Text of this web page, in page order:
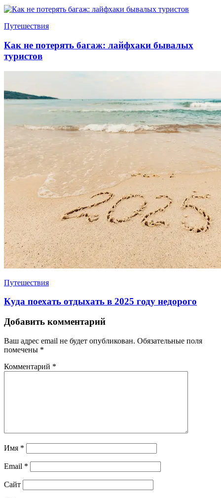
Путешествия
Как не потерять багаж: лайфхаки бывалых
туристов
Путешествия
Куда поехать отдыхать в 2025 году недорого
Добавить комментарий
Ваш адрес email не будет опубликован. Обязательные поля
помечены *
Комментарий *
Имя *
Email *
Сайт